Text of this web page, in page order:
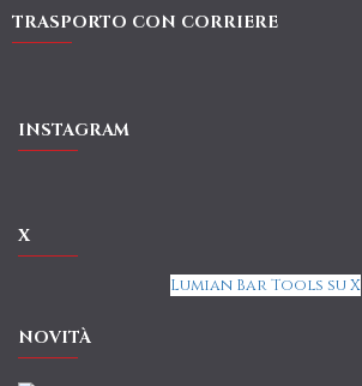
TRASPORTO CON CORRIERE
INSTAGRAM
X
Lumian Bar Tools su X
NOVITÀ